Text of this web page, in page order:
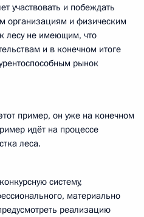
участвовать и побеждать
и физическим
лесу не имеющим, что
и в конечном итоге
рынок
пример, он уже на конечном
идёт на процессе
леса.
систему,
материально
реализацию